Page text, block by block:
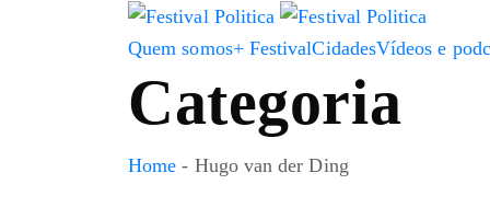
Quem somos+ FestivalCidadesVídeos e
Categoria
Home - Hugo van der Ding